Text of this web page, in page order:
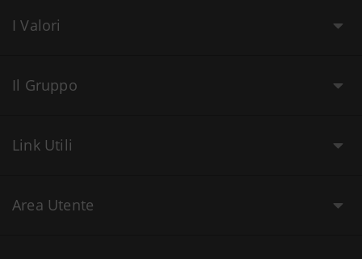
I Valori
Il Gruppo
Link Utili
Area Utente